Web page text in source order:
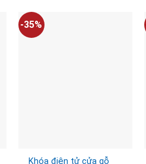
-35%
Khóa điện tử cửa gỗ